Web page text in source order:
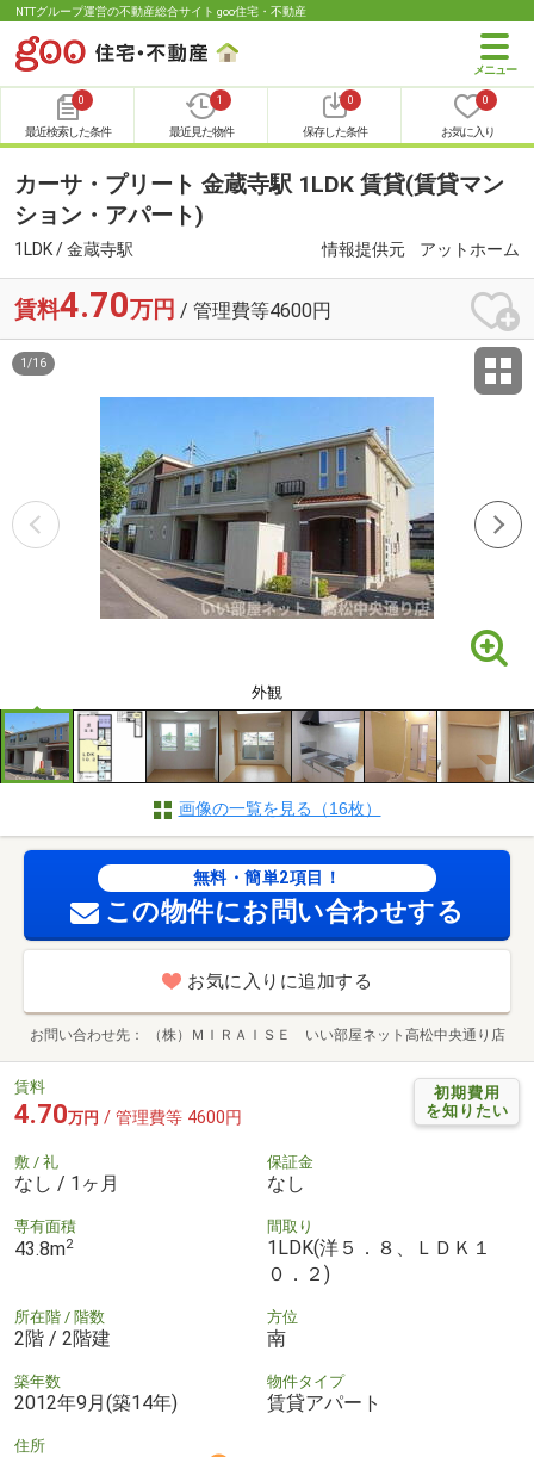
NTTグループ運営の不動産総合サイト goo住宅・不動産
0
最近検索した条件
1
最近見た物件
0
保存した条件
0
お気に入り
カーサ・プリート 金蔵寺駅 1LDK 賃貸(賃貸マン
ション・アパート)
1LDK / 金蔵寺駅 情報提供元 アットホーム
賃料4.70万円 / 管理費等4600円
外観
1 /16
画像の一覧を見る（16枚）
無料・簡単2項目！
この物件にお問い合わせする
お気に入りに追加する
お問い合わせ先 （株）ＭＩＲＡＩＳＥ いい部屋ネット高松中央通り店
初期費用
を知りたい
賃料
4.70万円 / 管理費等 4600円
敷 / 礼
なし / 1ヶ月
保証金
なし
専有面積
43.8m2
間取り
1LDK(洋５．８、ＬＤＫ１
０．２)
所在階 / 階数
2階 / 2階建
方位
南
築年数
2012年9月(築14年)
物件タイプ
賃貸アパート
住所